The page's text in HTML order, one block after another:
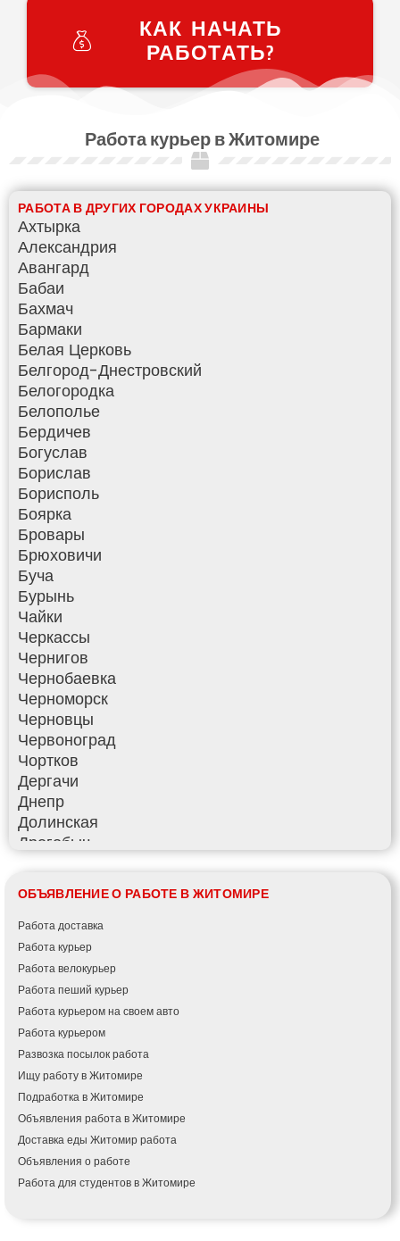
КАК НАЧАТЬ
РАБОТАТЬ?
Работа курьер в Житомире
ОБЪЯВЛЕНИЕ О РАБОТЕ В ЖИТОМИРЕ
Работа доставка
Работа курьер
Работа велокурьер
Работа пеший курьер
Работа курьером на своем авто
Работа курьером
Развозка посылок работа
Ищу работу в Житомире
Подработка в Житомире
Объявления работа в Житомире
Доставка еды Житомир работа
Объявления о работе
Работа для студентов в Житомире
РАБОТА В ДРУГИХ ГОРОДАХ УКРАИНЫ
Ахтырка
Александрия
Авангард
Бабаи
Бахмач
Бармаки
Белая Церковь
Белгород-Днестровский
Белогородка
Белополье
Бердичев
Богуслав
Борислав
Борисполь
Боярка
Бровары
Брюховичи
Буча
Бурынь
Чайки
Черкассы
Чернигов
Чернобаевка
Черноморск
Черновцы
Червоноград
Чортков
Дергачи
Днепр
Долинская
Дрогобыч
Фонтанка
Гадяч
Гатное
Глеваха
Горишние Плавни
Гостомель
Харьков
Херсон
Хмельницкий
Хмельник
Ирпень
Ивано-Франковск
Измаил
Кагарлык
Калуш
Каменец-Подольский